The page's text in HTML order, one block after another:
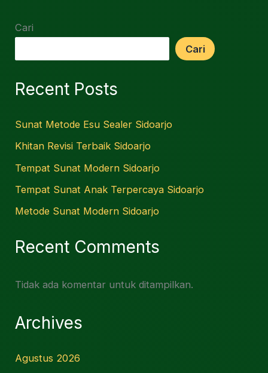
Cari
Cari
Recent Posts
Sunat Metode Esu Sealer Sidoarjo
Khitan Revisi Terbaik Sidoarjo
Tempat Sunat Modern Sidoarjo
Tempat Sunat Anak Terpercaya Sidoarjo
Metode Sunat Modern Sidoarjo
Recent Comments
Tidak ada komentar untuk ditampilkan.
Archives
Agustus 2026